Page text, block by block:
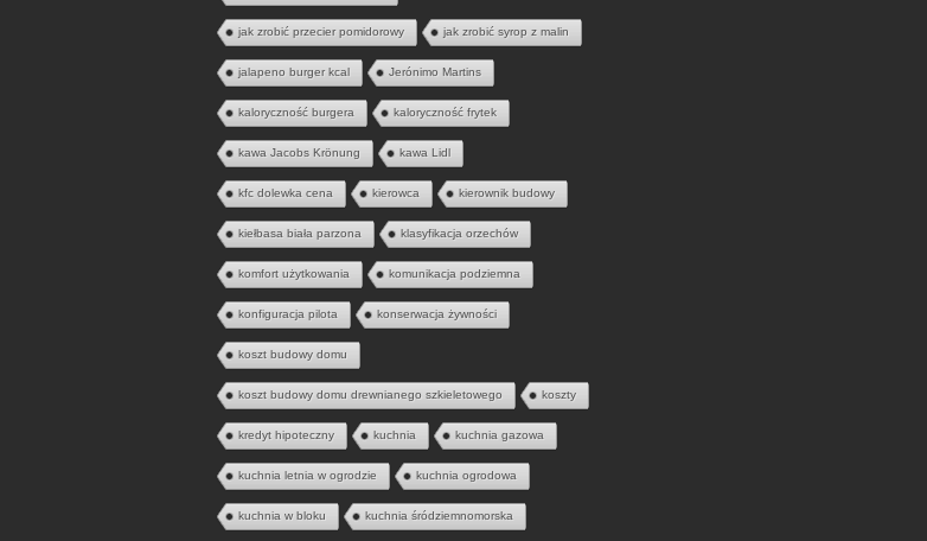
jak zrobić przecier pomidorowy jak zrobić syrop z malin
jalapeno burger kcal Jerónimo Martins
kaloryczność burgera kaloryczność frytek
kawa Jacobs Krönung kawa Lidl
kfc dolewka cena kierowca kierownik budowy
kiełbasa biała parzona klasyfikacja orzechów
komfort użytkowania komunikacja podziemna
konfiguracja pilota konserwacja żywności
koszt budowy domu
koszt budowy domu drewnianego szkieletowego koszty
kredyt hipoteczny kuchnia kuchnia gazowa
kuchnia letnia w ogrodzie kuchnia ogrodowa
kuchnia w bloku kuchnia śródziemnomorska